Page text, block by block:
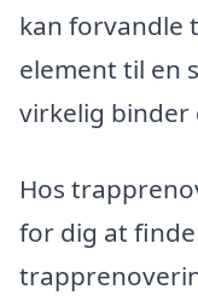
kan forvandle
element til en
virkelig binder
Hos
for dig at